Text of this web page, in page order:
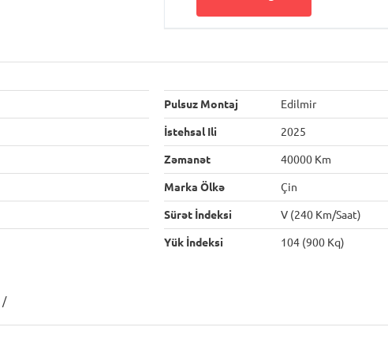
Pulsuz Montaj Edilmir
İstehsal Ili 2025
Zəmanət 40000 Km
Marka Ölkə Çin
Sürət İndeksi V (240 Km/saat)
Yük İndeksi 104 (900 Kq)
/